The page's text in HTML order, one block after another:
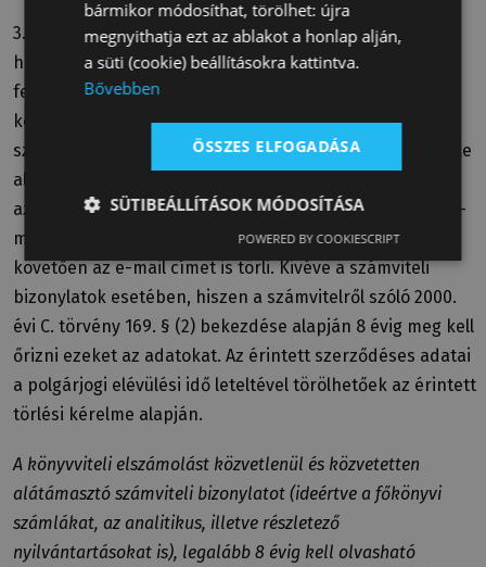
3. Az adatkezelés időtartama, az adatok törlésének
határideje: Ha a GDPR 17. cikk (1) bekezdésében foglalt
feltételek valamelyike fennáll, úgy az érintett törlési
kérelméig tart. Az érintett által megadott bármely
személyes adat törléséről az adatkezelő a GDPR 19. cikke
alapján, elektronikus úton tájékoztatja az érintettet. Ha
az érintett törlési kérelme kiterjed az általa megadott e-
mail címre is, akkor az adatkezelő a tájékoztatást
követően az e-mail címet is törli. Kivéve a számviteli
bizonylatok esetében, hiszen a számvitelről szóló 2000.
évi C. törvény 169. § (2) bekezdése alapján 8 évig meg kell
őrizni ezeket az adatokat. Az érintett szerződéses adatai
a polgárjogi elévülési idő leteltével törölhetőek az érintett
törlési kérelme alapján.
A könyvviteli elszámolást közvetlenül és közvetetten
alátámasztó számviteli bizonylatot (ideértve a főkönyvi
számlákat, az analitikus, illetve részletező
nyilvántartásokat is), legalább 8 évig kell olvasható
bármikor módosíthat, törölhet: újra
megnyithatja ezt az ablakot a honlap alján,
a süti (cookie) beállításokra kattintva.
Bővebben
ÖSSZES ELFOGADÁSA
SÜTIBEÁLLÍTÁSOK MÓDOSÍTÁSA
POWERED BY COOKIESCRIPT